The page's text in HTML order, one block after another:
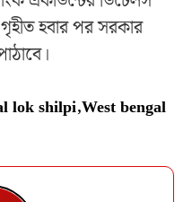
হবার পর সরকার
lok shilpi,West bengal